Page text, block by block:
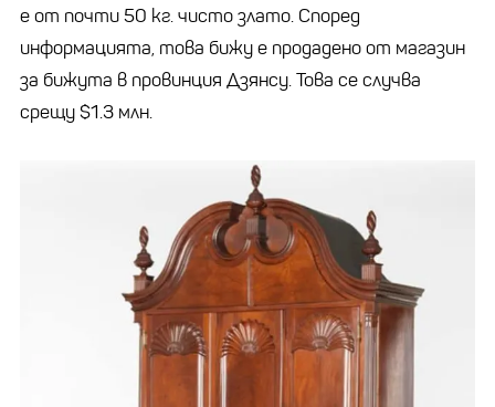
е от почти 50 кг. чисто злато. Според
информацията, това бижу е продадено от магазин
за бижута в провинция Дзянсу. Това се случва
срещу $1.3 млн.